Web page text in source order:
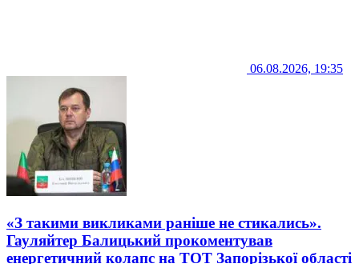
06.08.2026, 19:35
«З такими викликами раніше не стикались».
Гауляйтер Балицький прокоментував
енергетичний колапс на ТОТ Запорізької області